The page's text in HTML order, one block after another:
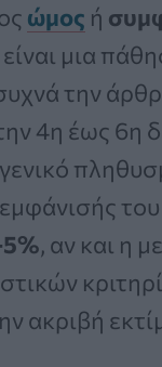
ώμος ή
είναι μια
την
4η έως 6η
του
, αν και η
ακριβή